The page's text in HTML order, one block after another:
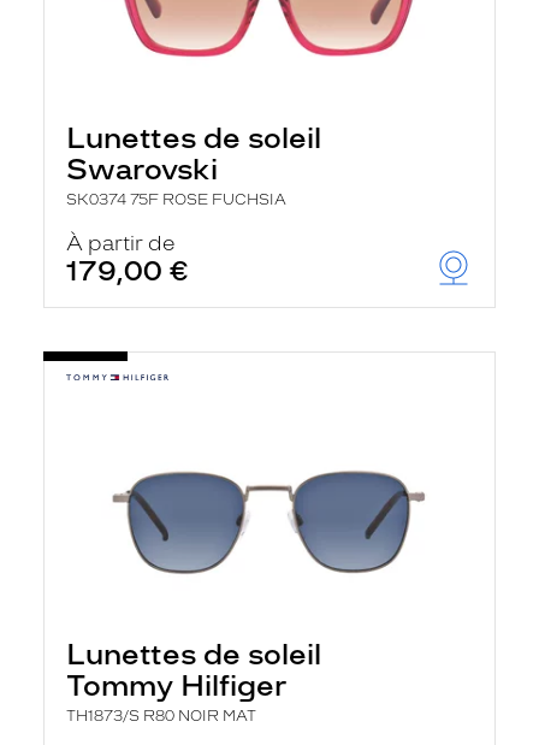
Lunettes de soleil
Swarovski
SK0374 75F ROSE FUCHSIA
À partir de
179,00 €
Lunettes de soleil
Tommy Hilfiger
TH1873/S R80 NOIR MAT